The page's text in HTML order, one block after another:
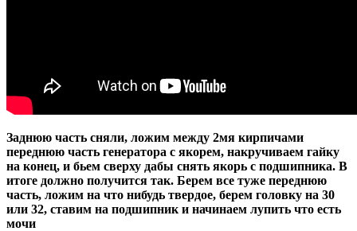
Заднюю часть сняли, ложим между 2мя кирпичами
переднюю часть генератора с якорем, накручиваем гайку
на конец, и бьем сверху дабы снять якорь с подшипника. В
итоге должно получится так. Берем все туже переднюю
часть, ложим на что нибудь твердое, берем головку на 30
или 32, ставим на подшипник и начинаем лупить что есть
мочи